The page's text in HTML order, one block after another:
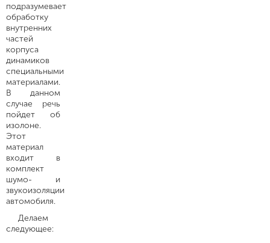
подразумевает
обработку
внутренних
частей
корпуса
динамиков
специальными
материалами.
В данном
случае речь
пойдет об
изолоне.
Этот
материал
входит в
комплект
шумо- и
звукоизоляции
автомобиля.
Делаем
следующее: